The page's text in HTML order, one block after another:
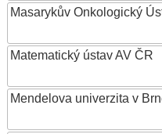
Masarykův Onkologický
Matematický ústav AV ČR
Mendelova univerzita v